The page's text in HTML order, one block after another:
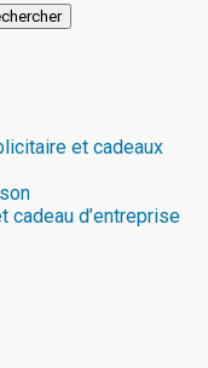
et cadeaux
cadeau d’entreprise